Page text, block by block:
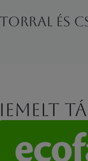
és